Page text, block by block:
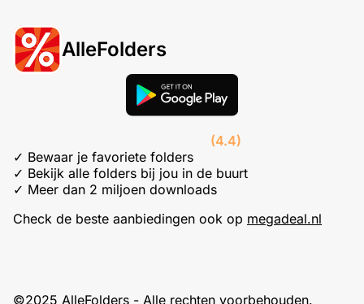
AlleFolders
(4.4)
✓ Bewaar je favoriete folders
✓ Bekijk alle folders bij jou in de buurt
✓ Meer dan 2 miljoen downloads
Check de beste aanbiedingen ook op megadeal.nl
©2025 AlleFolders - Alle rechten voorbehouden.